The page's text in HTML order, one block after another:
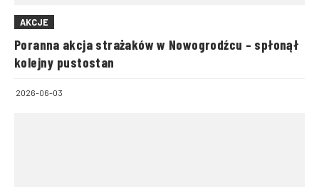
AKCJE
Poranna akcja strażaków w Nowogrodźcu – spłonął
kolejny pustostan
2026-06-03